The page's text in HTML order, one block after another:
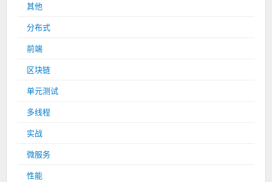
其他
分布式
前端
区块链
单元测试
多线程
实战
微服务
性能